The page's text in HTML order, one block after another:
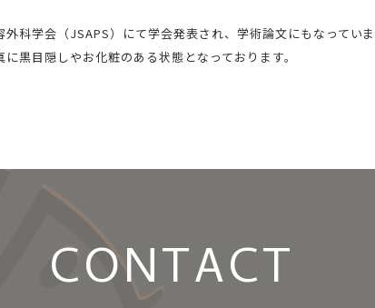
科学会（JSAPS）にて学会発表され、学術論文にもなって
黒目隠しやお化粧のある状態となっております。
CONTACT